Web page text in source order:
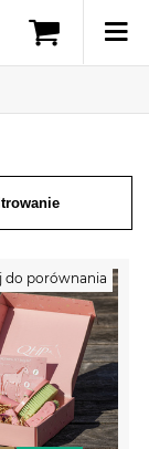
do porównania